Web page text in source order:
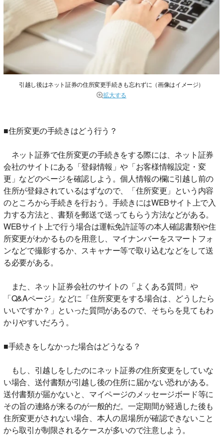
引越し後はネット証券の住所変更手続きも忘れずに（画像はイメージ）
拡大する
■住所変更の手続きはどう行う？
ネット証券で住所変更の手続きをする際には、ネット証券
会社のサイトにある「登録情報」や「お客様情報設定・変
更」などのページを確認しよう。個人情報の欄に引越し前の
住所が登録されているはずなので、「住所変更」という内容
のところから手続きを行おう。手続きにはWEBサイト上で入
力する方法と、書類を郵送で送ってもらう方法などがある。
WEBサイト上で行う場合は運転免許証等の本人確認書類や住
所変更がわかるものを用意し、マイナンバーをスマートフォ
ンなどで撮影するか、スキャナー等で取り込むなどをして送
る必要がある。
また、ネット証券会社のサイトの「よくある質問」や
「Q&Aページ」などに「住所変更をする場合は、どうしたら
いいですか？」といった質問があるので、そちらを見てもわ
かりやすいだろう。
■手続きをしなかった場合はどうなる？
もし、引越しをしたのにネット証券の住所変更をしていな
い場合、送付書類が引越し後の住所に届かない恐れがある。
送付書類が届かないと、マイページのメッセージボード等に
その旨の連絡が来るのが一般的だ。一定期間が経過した後も
住所変更がされない場合、本人の居場所が確認できないこと
から取引が制限されるケースが多いので注意しよう。